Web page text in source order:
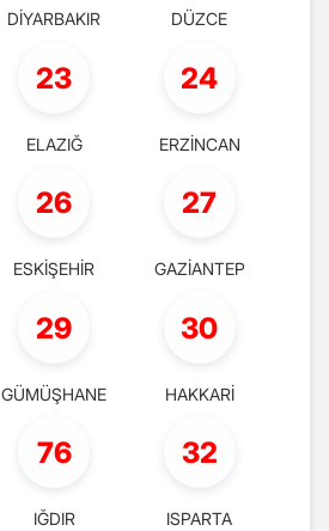
DİYARBAKIR DÜZCE
23
ELAZIĞ
24
ERZİNCAN
26
ESKİŞEHİR
27
GAZİANTEP
29
GÜMÜŞHANE
30
HAKKARİ
76
IĞDIR
32
ISPARTA